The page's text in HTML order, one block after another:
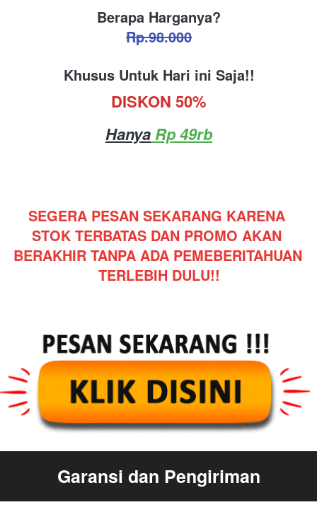
Berapa Harganya?
Rp.98.000
Khusus Untuk Hari ini Saja!!
DISKON 50%
Hanya Rp 49rb
SEGERA PESAN SEKARANG KARENA
STOK TERBATAS DAN PROMO AKAN
BERAKHIR TANPA ADA PEMEBERITAHUAN
TERLEBIH DULU!!
Garansi dan Pengiriman